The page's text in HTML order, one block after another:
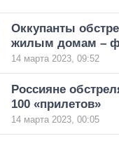
Оккупанты
жилым домам –
14 марта 2023, 09:52
Россияне
100 «прилетов»
14 марта 2023, 00:05